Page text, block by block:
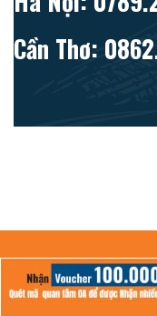
Cần Thơ: